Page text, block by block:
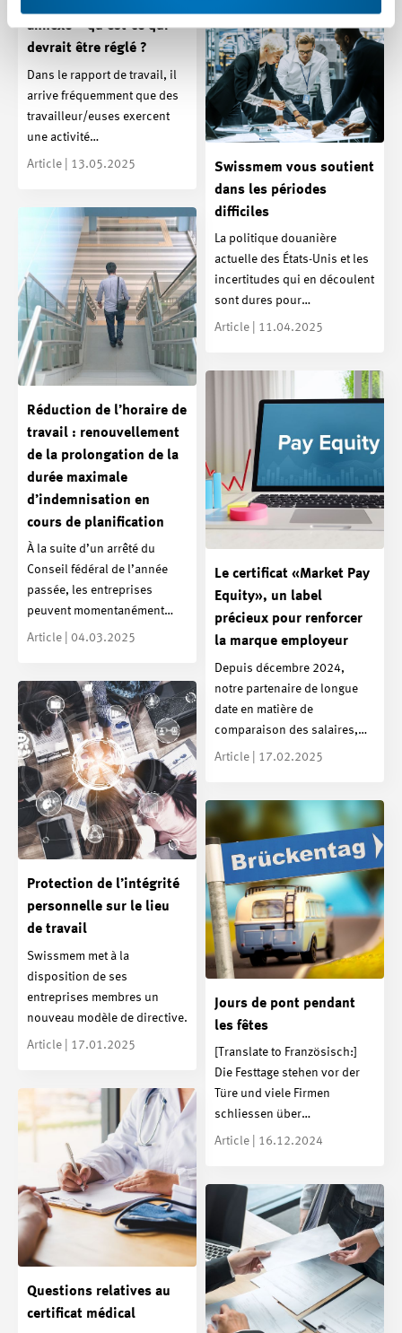
annexe – qu’est-ce qui
devrait être réglé ?
Dans le rapport de travail, il
arrive fréquemment que des
travailleur/euses exercent
une activité…
Article | 13.05.2025
Swissmem vous soutient
dans les périodes
difficiles
La politique douanière
actuelle des États-Unis et les
incertitudes qui en découlent
sont dures pour…
Article | 11.04.2025
Réduction de l’horaire de
travail : renouvellement
de la prolongation de la
durée maximale
d’indemnisation en
cours de planification
À la suite d’un arrêté du
Conseil fédéral de l’année
passée, les entreprises
peuvent momentanément…
Article | 04.03.2025
Le certificat «Market Pay
Equity», un label
précieux pour renforcer
la marque employeur
Depuis décembre 2024,
notre partenaire de longue
date en matière de
comparaison des salaires,…
Article | 17.02.2025
Protection de l’intégrité
personnelle sur le lieu
de travail
Swissmem met à la
disposition de ses
entreprises membres un
nouveau modèle de directive.
Article | 17.01.2025
Jours de pont pendant
les fêtes
[Translate to Französisch:]
Die Festtage stehen vor der
Türe und viele Firmen
schliessen über…
Article | 16.12.2024
Questions relatives au
certificat médical